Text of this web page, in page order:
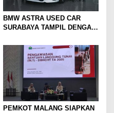
BMW ASTRA USED CAR
SURABAYA TAMPIL DENGAN
PELANGGAN DI JATIM
DENGAN FASILITAS
PREMIUM
PEMKOT MALANG SIAPKAN